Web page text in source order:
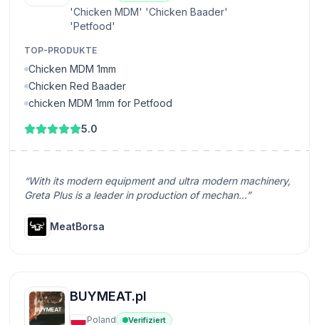
'Chicken MDM' 'Chicken Baader'
'Petfood'
TOP-PRODUKTE
Chicken MDM 1mm
Chicken Red Baader
chicken MDM 1mm for Petfood
5.0
“With its modern equipment and ultra modern machinery,
Greta Plus is a leader in production of mechan...”
MeatBorsa
BUYMEAT.pl
Poland Verifiziert